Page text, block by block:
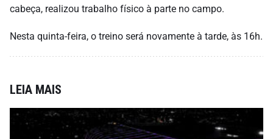
cabeça, realizou trabalho físico à parte no campo.
Nesta quinta-feira, o treino será novamente à tarde, às 16h.
LEIA MAIS